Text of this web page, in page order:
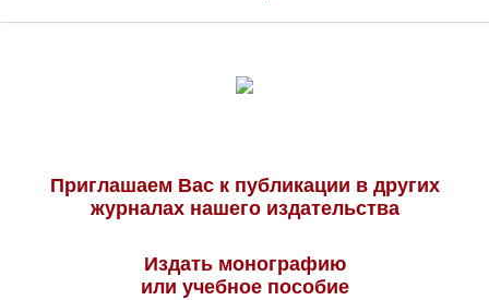
Приглашаем Вас к публикации в других
журналах нашего издательства
Издать монографию
или учебное пособие